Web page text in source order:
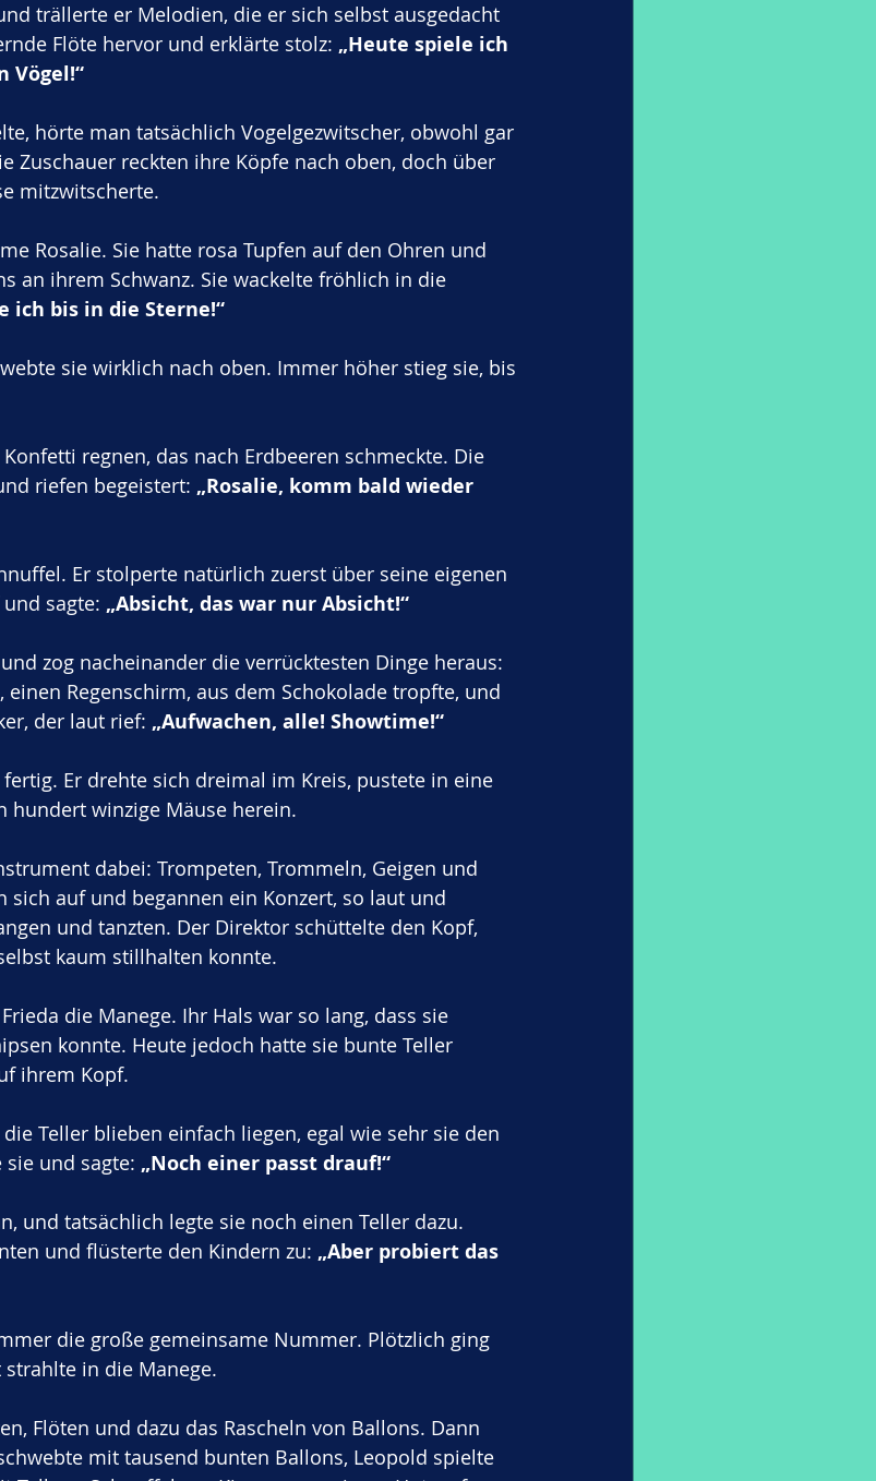
trällerte er Melodien, die er sich selbst ausgedacht
Flöte hervor und erklärte stolz: „Heute spiele ich
Vögel!“
hörte man tatsächlich Vogelgezwitscher, obwohl gar
Zuschauer reckten ihre Köpfe nach oben, doch über
mitzwitscherte.
Rosalie. Sie hatte rosa Tupfen auf den Ohren und
an ihrem Schwanz. Sie wackelte fröhlich in die
ich bis in die Sterne!“
sie wirklich nach oben. Immer höher stieg sie, bis
regnen, das nach Erdbeeren schmeckte. Die
riefen begeistert: „Rosalie, komm bald wieder
Er stolperte natürlich zuerst über seine eigenen
sagte: „Absicht, das war nur Absicht!“
zog nacheinander die verrücktesten Dinge heraus:
einen Regenschirm, aus dem Schokolade tropfte, und
der laut rief: „Aufwachen, alle! Showtime!“
Er drehte sich dreimal im Kreis, pustete in eine
winzige Mäuse herein.
dabei: Trompeten, Trommeln, Geigen und
sich auf und begannen ein Konzert, so laut und
und tanzten. Der Direktor schüttelte den Kopf,
kaum stillhalten konnte.
die Manege. Ihr Hals war so lang, dass sie
konnte. Heute jedoch hatte sie bunte Teller
ihrem Kopf.
Teller blieben einfach liegen, egal wie sehr sie den
und sagte: „Noch einer passt drauf!“
und tatsächlich legte sie noch einen Teller dazu.
und flüsterte den Kindern zu: „Aber probiert das
die große gemeinsame Nummer. Plötzlich ging
in die Manege.
Flöten und dazu das Rascheln von Ballons. Dann
mit tausend bunten Ballons, Leopold spielte